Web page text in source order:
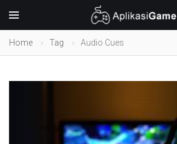
Home Tag Audio Cues